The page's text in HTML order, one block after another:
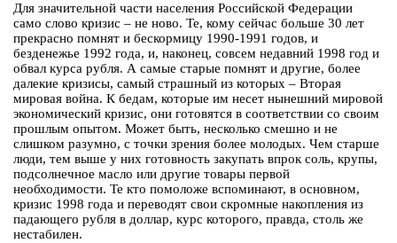
Для значительной части населения Российской Федерации
само слово кризис – не ново. Те, кому сейчас больше 30 лет
прекрасно помнят и бескормицу 1990-1991 годов, и
безденежье 1992 года, и, наконец, совсем недавний 1998 год и
обвал курса рубля. А самые старые помнят и другие, более
далекие кризисы, самый страшный из которых – Вторая
мировая война. К бедам, которые им несет нынешний мировой
экономический кризис, они готовятся в соответствии со своим
прошлым опытом. Может быть, несколько смешно и не
слишком разумно, с точки зрения более молодых. Чем старше
люди, тем выше у них готовность закупать впрок соль, крупы,
подсолнечное масло или другие товары первой
необходимости. Те кто помоложе вспоминают, в основном,
кризис 1998 года и переводят свои скромные накопления из
падающего рубля в доллар, курс которого, правда, столь же
нестабилен.